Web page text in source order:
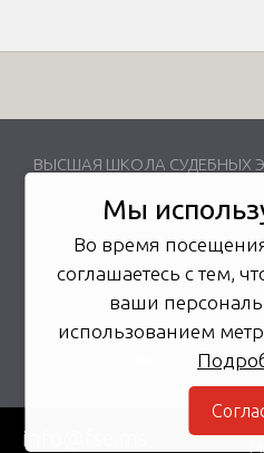
ВЫСШАЯ ШКОЛА СУДЕБНЫХ
Вышестоящая организация -
Судебных Экспертов"
info@fse.ms
Мы
Во время
соглашаетесь с тем,
ваши
использованием